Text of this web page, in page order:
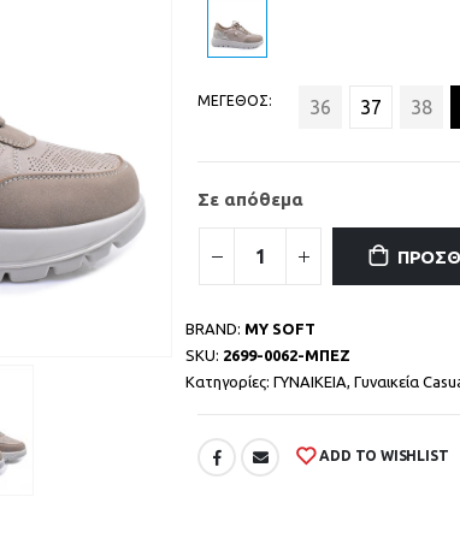
ΜΕΓΕΘΟΣ 36 37 38
Σε απόθεμα
BRAND: MY SOFT
SKU: 2699-0062-ΜΠΕΖ
Κατηγορίες: ΓΥΝΑΙΚΕΙΑ, Γυναικεία
ADD TO WISHLIST